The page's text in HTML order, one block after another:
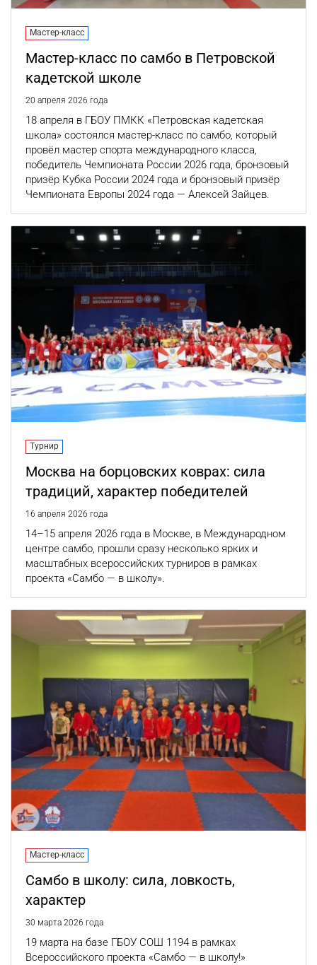
Мастер-класс
Мастер-класс по самбо в Петровской
кадетской школе
20 апреля 2026 года
18 апреля в ГБОУ ПМКК «Петровская кадетская
школа» состоялся мастер-класс по самбо, который
провёл мастер спорта международного класса,
победитель Чемпионата России 2026 года, бронзовый
призёр Кубка России 2024 года и бронзовый призёр
Чемпионата Европы 2024 года — Алексей Зайцев.
Турнир
Москва на борцовских коврах: сила
традиций, характер победителей
16 апреля 2026 года
14–15 апреля 2026 года в Москве, в Международном
центре самбо, прошли сразу несколько ярких и
масштабных всероссийских турниров в рамках
проекта «Самбо — в школу».
Мастер-класс
Самбо в школу: сила, ловкость,
характер
30 марта 2026 года
19 марта на базе ГБОУ СОШ 1194 в рамках
Всероссийского проекта «Самбо — в школу!»